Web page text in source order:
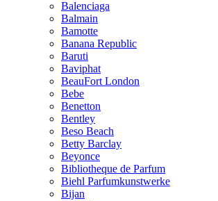
Balenciaga
Balmain
Bamotte
Banana Republic
Baruti
Baviphat
BeauFort London
Bebe
Benetton
Bentley
Beso Beach
Betty Barclay
Beyonce
Bibliotheque de Parfum
Biehl Parfumkunstwerke
Bijan